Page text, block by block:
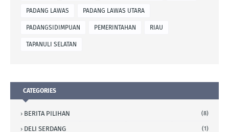
PADANG LAWAS PADANG LAWAS UTARA
PADANGSIDIMPUAN PEMERINTAHAN RIAU
TAPANULI SELATAN
CATEGORIES
BERITA PILIHAN (8)
DELI SERDANG (1)